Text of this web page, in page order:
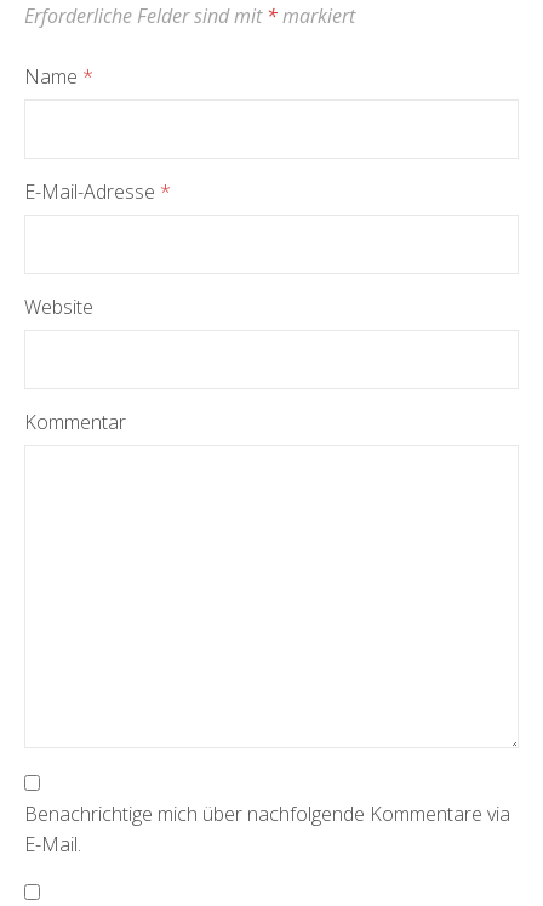
Erforderliche Felder sind mit*markiert
Name *
E-Mail-Adresse *
Website
Kommentar
Benachrichtige mich über nachfolgende Kommentare via
E-Mail.